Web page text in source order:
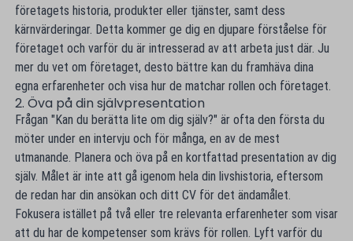
företagets historia, produkter eller tjänster, samt dess
kärnvärderingar. Detta kommer ge dig en djupare förståelse för
företaget och varför du är intresserad av att arbeta just där. Ju
mer du vet om företaget, desto bättre kan du framhäva dina
egna erfarenheter och visa hur de matchar rollen och företaget.
2. Öva på din självpresentation
Frågan "Kan du berätta lite om dig själv?" är ofta den första du
möter under en intervju och för många, en av de mest
utmanande. Planera och öva på en kortfattad presentation av dig
själv. Målet är inte att gå igenom hela din livshistoria, eftersom
de redan har din ansökan och ditt CV för det ändamålet.
Fokusera istället på två eller tre relevanta erfarenheter som visar
att du har de kompetenser som krävs för rollen. Lyft varför du